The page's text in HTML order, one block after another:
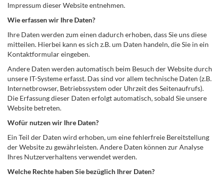
Impressum dieser Website entnehmen.
Wie erfassen wir Ihre Daten?
Ihre Daten werden zum einen dadurch erhoben, dass Sie uns diese
mitteilen. Hierbei kann es sich z.B. um Daten handeln, die Sie in ein
Kontaktformular eingeben.
Andere Daten werden automatisch beim Besuch der Website durch
unsere IT-Systeme erfasst. Das sind vor allem technische Daten (z.B.
Internetbrowser, Betriebssystem oder Uhrzeit des Seitenaufrufs).
Die Erfassung dieser Daten erfolgt automatisch, sobald Sie unsere
Website betreten.
Wofür nutzen wir Ihre Daten?
Ein Teil der Daten wird erhoben, um eine fehlerfreie Bereitstellung
der Website zu gewährleisten. Andere Daten können zur Analyse
Ihres Nutzerverhaltens verwendet werden.
Welche Rechte haben Sie bezüglich Ihrer Daten?